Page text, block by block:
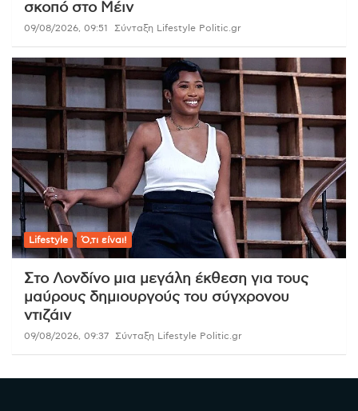
σκοπό στο Μέιν
09/08/2026, 09:51 Σύνταξη Lifestyle Politic.gr
Lifestyle Ό,τι είναι!
Στο Λονδίνο μια μεγάλη έκθεση για τους
μαύρους δημιουργούς του σύγχρονου
ντιζάιν
09/08/2026, 09:37 Σύνταξη Lifestyle Politic.gr